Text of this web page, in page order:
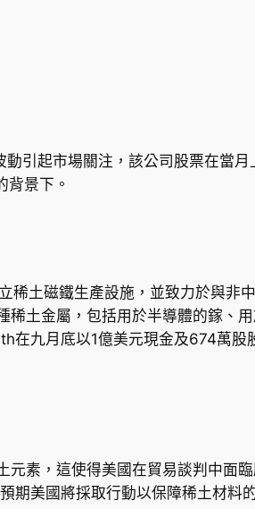
引起市場關注，該公司股票在當
背景下。
土磁鐵生產設施，並致力於與非
土金屬，包括用於半導體的鎵、
在九月底以1億美元現金及674萬
素，這使得美國在貿易談判中面
美國將採取行動以保障稀土材料